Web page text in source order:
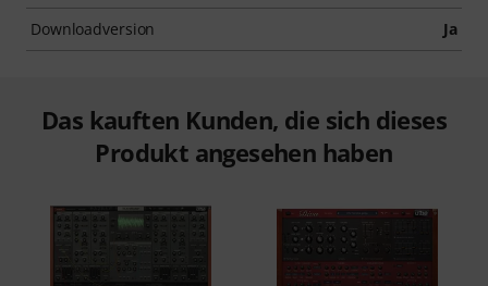
Downloadversion Ja
Das kauften Kunden, die sich dieses
Produkt angesehen haben